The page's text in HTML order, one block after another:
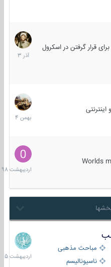
قرار گرفتن در اسکرول
7
آذر
1403
30
بهمن
1404
10
1398
مباحث مذهبی
ناسیونالیسم
8
1405